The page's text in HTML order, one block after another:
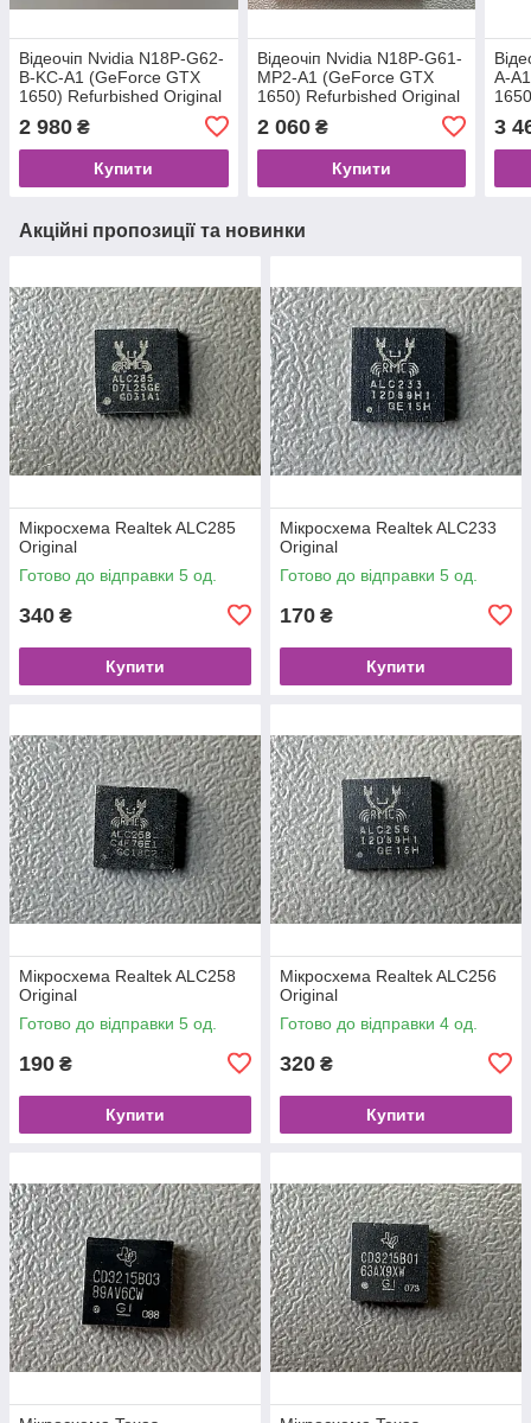
Відеочіп Nvidia N18P-G62-
B-KC-A1 (GeForce GTX
1650) Refurbished Original
2 980 ₴
Купити
Відеочіп Nvidia N18P-G61-
MP2-A1 (GeForce GTX
1650) Refurbished Original
2 060₴
Купити
A-
3
Акційні пропозиції та новинки
Мікросхема Realtek ALC285
Original
Готово до відправки 5 од.
340 ₴
Купити
Мікросхема Realtek ALC233
Original
Готово до відправки 5 од.
170 ₴
Купити
Мікросхема Realtek ALC258
Original
Готово до відправки 5 од.
190 ₴
Купити
Мікросхема Realtek ALC256
Original
Готово до відправки 4 од.
320 ₴
Купити